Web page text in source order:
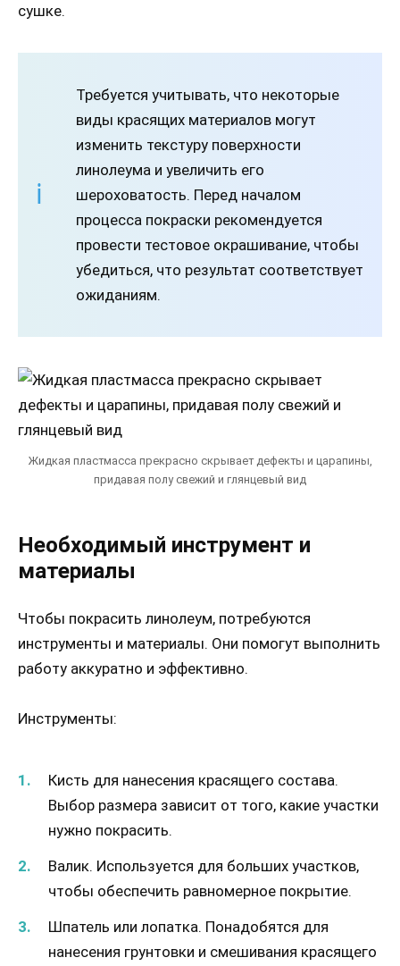
сушке.
Требуется учитывать, что некоторые
виды красящих материалов могут
изменить текстуру поверхности
линолеума и увеличить его
шероховатость. Перед началом
процесса покраски рекомендуется
провести тестовое окрашивание, чтобы
убедиться, что результат соответствует
ожиданиям.
Жидкая пластмасса прекрасно скрывает дефекты и царапины,
придавая полу свежий и глянцевый вид
Необходимый инструмент и
материалы
Чтобы покрасить линолеум, потребуются
инструменты и материалы. Они помогут выполнить
работу аккуратно и эффективно.
Инструменты:
Кисть для нанесения красящего состава.
Выбор размера зависит от того, какие участки
нужно покрасить.
Валик. Используется для больших участков,
чтобы обеспечить равномерное покрытие.
Шпатель или лопатка. Понадобятся для
нанесения грунтовки и смешивания красящего